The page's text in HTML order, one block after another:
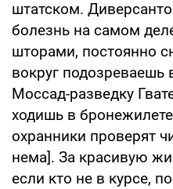
штатском.
болезнь на самом
шторами, постоянно
вокруг подозреваешь
Моссад-разведку
ходишь в
охранники проверят
нема]. За красивую
если кто не в курсе,